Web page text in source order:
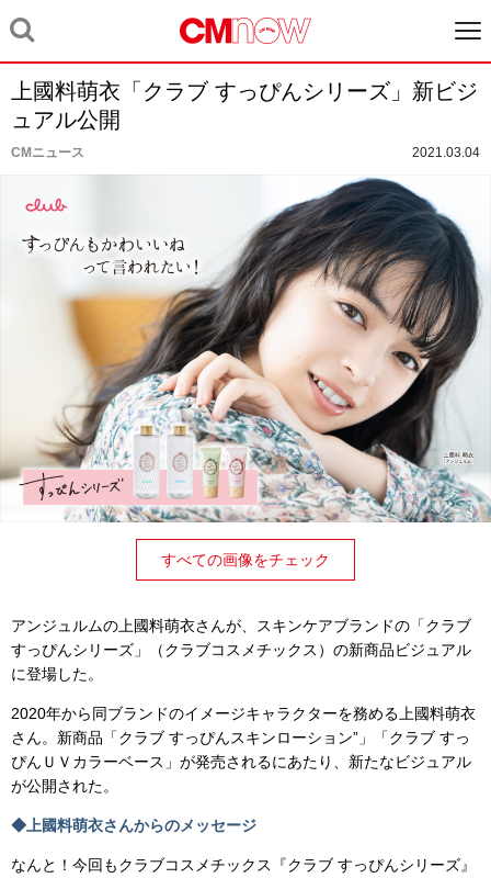
上國料萌衣「クラブ すっぴんシリーズ」新ビジ
ュアル公開
CMニュース 2021.03.04
すべての画像をチェック
アンジュルムの上國料萌衣さんが、スキンケアブランドの「クラブ
すっぴんシリーズ」（クラブコスメチックス）の新商品ビジュアル
に登場した。
2020年から同ブランドのイメージキャラクターを務める上國料萌衣
さん。新商品「クラブ すっぴんスキンローション”」「クラブ すっ
ぴんＵＶカラーベース」が発売されるにあたり、新たなビジュアル
が公開された。
◆上國料萌衣さんからのメッセージ
なんと！今回もクラブコスメチックス『クラブ すっぴんシリーズ』